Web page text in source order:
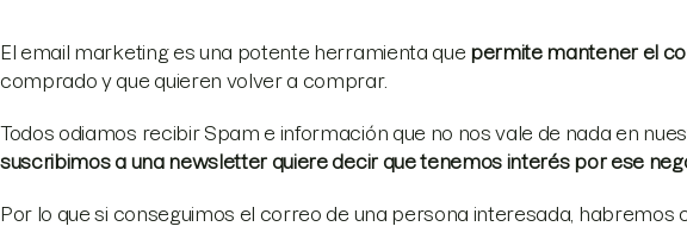
El email marketing es una potente herramienta que permite mantener el
comprado y que quieren volver a comprar.
Todos odiamos recibir Spam e información que no nos vale de nada en
suscribimos a una newsletter quiere decir que tenemos interés por ese
Por lo que si conseguimos el correo de una persona interesada, habremos